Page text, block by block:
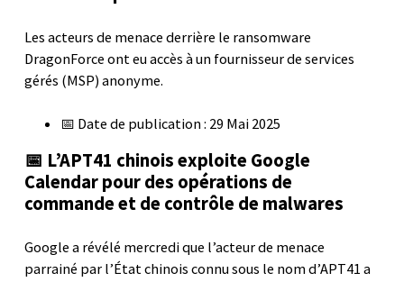
Les acteurs de menace derrière le ransomware
DragonForce ont eu accès à un fournisseur de services
gérés (MSP) anonyme.
📅 Date de publication : 29 Mai 2025
📅 L’APT41 chinois exploite Google
Calendar pour des opérations de
commande et de contrôle de malwares
Google a révélé mercredi que l’acteur de menace
parrainé par l’État chinois connu sous le nom d’APT41 a